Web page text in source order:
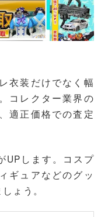
衣装だけでなく幅
コレクター業界の
適正価格での査定
UPします。コスプ
ギュアなどのグッ
ょう。